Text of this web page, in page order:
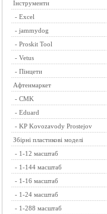
Інструменти
- Excel
- jammydog
- Proskit Tool
- Vetus
- Пінцети
Афтенмаркет
- CMK
- Eduard
- KP Kovozavody Prostejov
Збірні пластикові моделі
- 1-12 масштаб
- 1-144 масштаб
- 1-16 масштаб
- 1-24 масштаб
- 1-288 масштаб